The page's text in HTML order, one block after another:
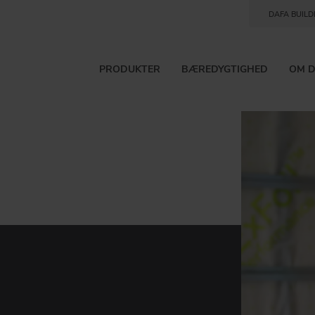
DAFA
PRODUKTER BÆREDYGTIGHED OM